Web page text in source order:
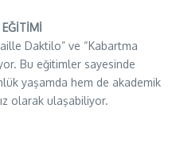
EĞİTİMİ
Daktilo” ve “Kabartma
Bu eğitimler sayesinde
yaşamda hem de akademik
olarak ulaşabiliyor.